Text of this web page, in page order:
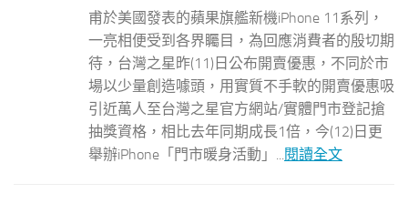
甫於美國發表的蘋果旗艦新機iPhone 11系列，
一亮相便受到各界矚目，為回應消費者的殷切期
待，台灣之星昨(11)日公布開賣優惠，不同於市
場以少量創造噱頭，用實質不手軟的開賣優惠吸
引近萬人至台灣之星官方網站/實體門市登記搶
抽獎資格，相比去年同期成長1倍，今(12)日更
舉辦iPhone「門市暖身活動」...閱讀全文